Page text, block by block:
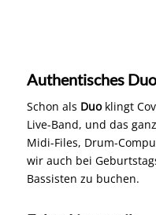
Midi-Files, Drum-
wir auch bei
Bassisten zu buchen.
Echte Livemusik
Unser Motto als